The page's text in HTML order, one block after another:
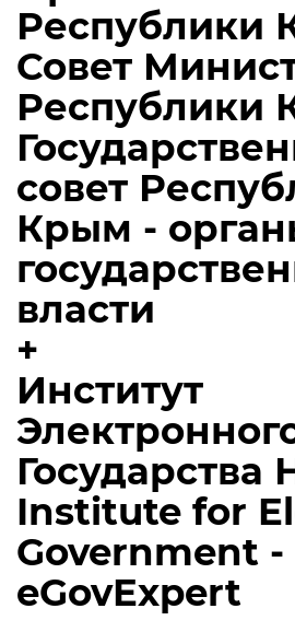
Республики
Совет
Республики
совет
Крым -
власти
+
Институт
Государства
Institute for
Government -
eGovExpert